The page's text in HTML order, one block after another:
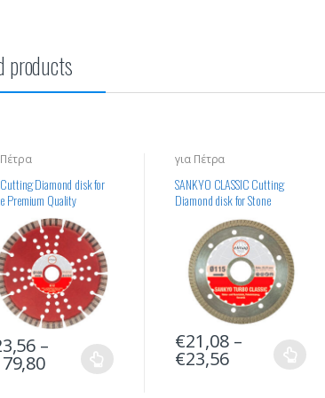
products
Diamond disk for
Premium Quality
–
για Πέτρα
SANKYO CLASSIC Cutting
Diamond disk for Stone
Standart Quality
€21,08–
€23,56